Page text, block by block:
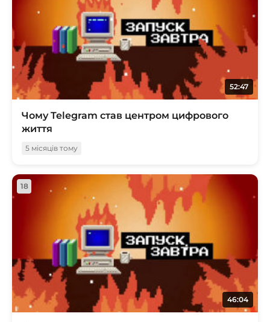
52:47
Чому Telegram став центром цифрового
життя
5 місяців тому
18
46:04